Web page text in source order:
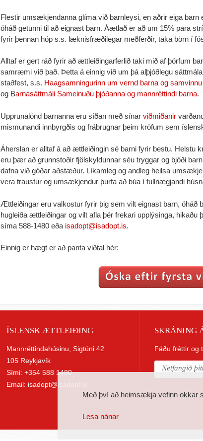
Flestir umsækjendanna glíma við barnleysi, en aðrir eiga barn
óháð getunni til að eignast barn. Áætlað er að um 15% para
fyrir þennan hóp s.s. læknisfræðilegar meðferðir, taka börn í
Alltaf er gert ráð fyrir að ættleiðingarferlið taki mið af þörfum
samræmi við það. Þetta á einnig við um þá alþjóðlegu
staðfest, s.s. Haagsamningurinn um vernd barna og
og Barnasáttmáli Sameinuðu þjóðanna og mannréttindi barna.
Upprunalönd barnanna eru síðan með sínar viðmiðanir
mismunandi innbyrgðis og frábrugnar þeim kröfum sem
Áherslan er alltaf á að ættleiðingin sé barni fyrir bestu. Helstu
eru þær að grunnstoðir fjölskyldunnar séu tryggar og bjóði
dafna við góðar aðstæður. Líkamleg og andleg heilsa
vera traustur og umsækjendur þurfa að búa í fullnægjandi
Ættleiðingar eru valkostur fyrir þig sem vilt eignast barn, óháð
hugleiða ættleiðingar og vilt afla þér frekari upplýsinga, hikaðu
síma 588-1480 eða isadopt@isadopt.is.
Einnig er hægt er að panta viðtal hér:
ÍSLENSK ÆTTLEIÐING
Mannréttindahúsinu, Sigtúni 42
105 Reykjavík
Sími: +354 588 1480
Email: isadopt@isadopt.is
SKRÁNING
Fáðu fréttir og
Með því að heimsækja vefinn okkar
Lesa nánar